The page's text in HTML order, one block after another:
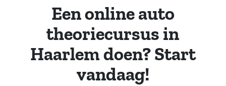
Een online auto
theoriecursus in
Haarlem doen? Start
vandaag!